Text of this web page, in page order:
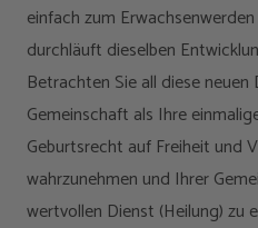
einfach zum
durchläuft dieselben
Betrachten Sie all diese
Gemeinschaft als Ihre
Geburtsrecht auf Freiheit und
wahrzunehmen und Ihrer
wertvollen Dienst (Heilung) zu